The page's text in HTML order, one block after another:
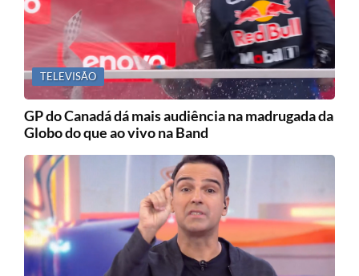
TELEVISÃO
GP do Canadá dá mais audiência na madrugada da
Globo do que ao vivo na Band